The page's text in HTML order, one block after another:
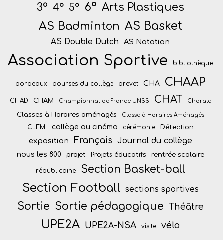
3° 4° 5° 6° Arts Plastiques
AS Badminton AS Basket
AS Double Dutch AS Natation
Association Sportive bibliothèque
bordeaux bourses du collège brevet CHA CHAAP
CHAD CHAM Championnat de France UNSS CHAT Chorale
Classes à Horaires aménagés Classe à Horaires Aménagés
CLEMI collège au cinéma cérémonie Détection
exposition Français Journal du collège
nous les 800 projet Projets éducatifs rentrée scolaire
républicaine Section Basket-ball
Section Football sections sportives
Sortie Sortie pédagogique Théâtre
UPE2A UPE2A-NSA visite vélo